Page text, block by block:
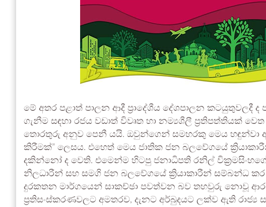
මේ අතර පළාත් පාලන ආදී ප්‍රාදේශීය දේශපාලන කටයුතුවලදී
ගැනීම සඳහා රජය වඩාත් විවෘත හා නම්‍යශීලී ප්‍රතිපත්තියක්
තොරතුරු අනුව පෙනී යයි. ඔවුන්ගෙන් සමහරකු මෙය හඳුන්වා
කිරීමක්” ලෙසය. එහෙත් මෙය ජාතික ජන බලවේගයේ
දකින්නෝ ද වෙති. එමෙන්ම හිටපු ජනාධිපති රනිල්
නිලධාරීන් සහ සමගි ජන බලවේගයේ ක්‍රියාකාරීන් සම්බන්ධ කර
දුරකතන මාර්ගයෙන් සාකච්ඡා පවත්වන බව තහවුරු නොවූ
ප්‍රතිසංස්කරණවලට අමතරව, දැනට අර්බුදයට ලක්ව ඇති